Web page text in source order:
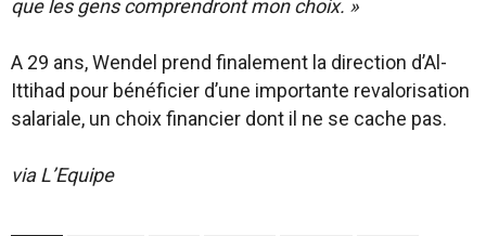
que les gens comprendront mon choix. »
A 29 ans, Wendel prend finalement la direction d’Al-
Ittihad pour bénéficier d’une importante revalorisation
salariale, un choix financier dont il ne se cache pas.
via L’Equipe